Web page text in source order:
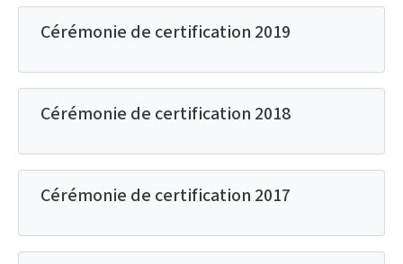
Cérémonie de certification 2019
Cérémonie de certification 2018
Cérémonie de certification 2017